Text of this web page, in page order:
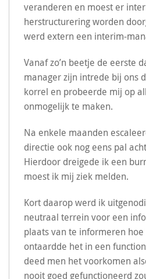
veranderen en moest er
herstructurering worden
werd extern een interim-
Vanaf zo’n beetje de eerste
manager zijn intrede bij ons
korrel en probeerde mij op
onmogelijk te maken.
Na enkele maanden
directie ook nog eens pal
Hierdoor dreigede ik een
moest ik mij ziek melden.
Kort daarop werd ik
neutraal terrein voor een
plaats van te informeren
ontaardde het in een
deed men het voorkomen
nooit goed gefunctioneerd